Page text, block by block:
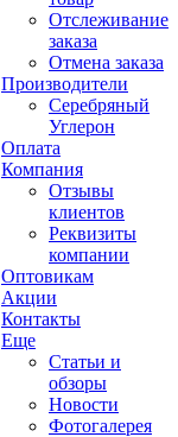
Отслеживание
заказа
Отмена заказа
Производители
Серебряный
Углерон
Оплата
Компания
Отзывы
клиентов
Реквизиты
компании
Оптовикам
Акции
Контакты
Еще
Cтатьи и
обзоры
Новости
Фотогалерея